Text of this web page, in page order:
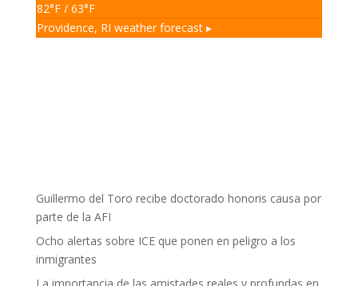
82°F/ 63°F
Providence, RI weather forecast ▸
Guillermo del Toro recibe doctorado honoris causa por
parte de la AFI
Ocho alertas sobre ICE que ponen en peligro a los
inmigrantes